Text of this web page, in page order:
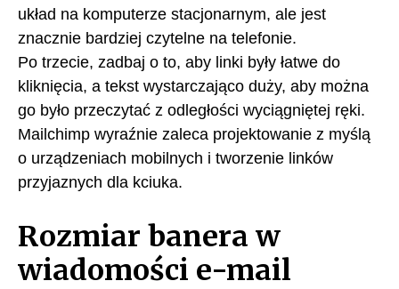
układ na komputerze stacjonarnym, ale jest
znacznie bardziej czytelne na telefonie.
Po trzecie, zadbaj o to, aby linki były łatwe do
kliknięcia, a tekst wystarczająco duży, aby można
go było przeczytać z odległości wyciągniętej ręki.
Mailchimp wyraźnie zaleca projektowanie z myślą
o urządzeniach mobilnych i tworzenie linków
przyjaznych dla kciuka.
Rozmiar banera w
wiadomości e-mail